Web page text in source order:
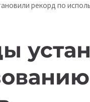
рекорд по